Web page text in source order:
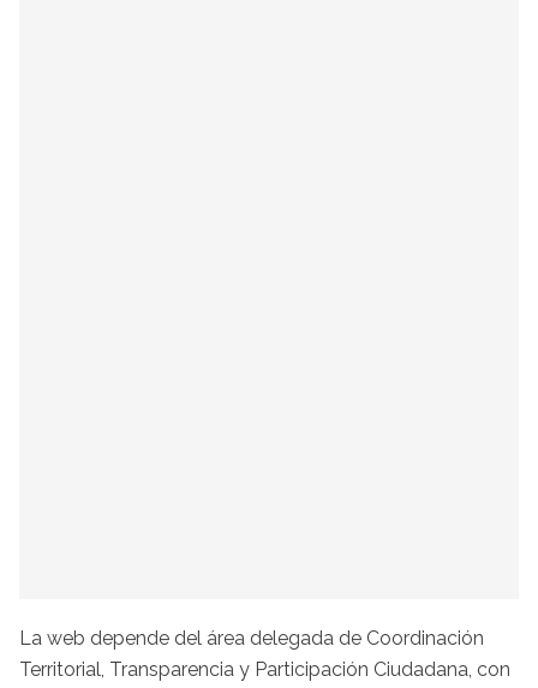
La web depende del área delegada de Coordinación
Territorial, Transparencia y Participación Ciudadana, con